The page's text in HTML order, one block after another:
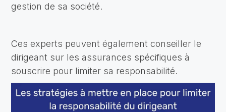
gestion de sa société.
Ces experts peuvent également conseiller le
dirigeant sur les assurances spécifiques à
souscrire pour limiter sa responsabilité.